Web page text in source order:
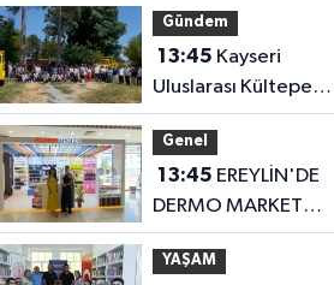
Gündem
13:45
Uluslarası Kültepe
Toplantısı bilim
insanlarını buluşturdu
Genel
13:45
DERMO MARKET
HİZMETE GİRDİ
YAŞAM